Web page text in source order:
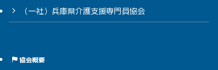
（一社）兵庫県介護支援専門員協会
協会概要